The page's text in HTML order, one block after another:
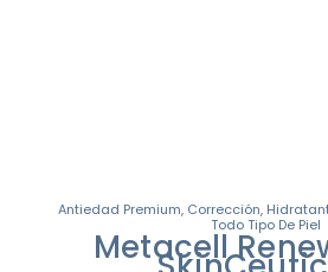
Antiedad Premium, Corrección,
Todo Tipo De Piel
Metacell